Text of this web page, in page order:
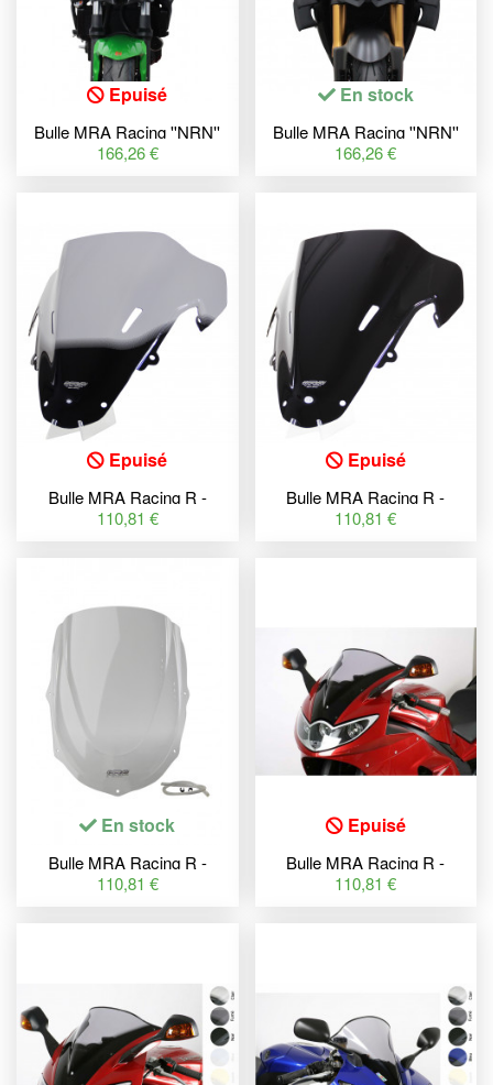
Epuisé
Bulle MRA Racing ''NRN''
noir Kawasaki Z650
166,26 €
En stock
Bulle MRA Racing ''NRN''
fumé Ducati Streetfighter
166,26 €
Epuisé
Bulle MRA Racing R -
Suzuki GSX-R1000
110,81 €
Epuisé
Bulle MRA Racing R -
Suzuki GSX-R1000
110,81 €
En stock
Bulle MRA Racing R -
Aprilia RSV1000/R/Factory
110,81 €
Epuisé
Bulle MRA Racing R -
Triumph Sprint ST 1050
110,81 €